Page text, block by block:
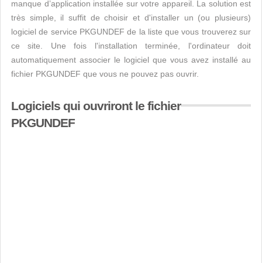
manque d’application installée sur votre appareil. La solution est
très simple, il suffit de choisir et d'installer un (ou plusieurs)
logiciel de service PKGUNDEF de la liste que vous trouverez sur
ce site. Une fois l'installation terminée, l'ordinateur doit
automatiquement associer le logiciel que vous avez installé au
fichier PKGUNDEF que vous ne pouvez pas ouvrir.
Logiciels qui ouvriront le fichier
PKGUNDEF